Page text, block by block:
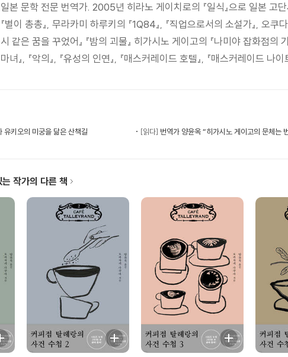
일본 문학 전문 번역가. 2005년 히라노 게이치로의 『일식』으로 일본 고
『별이 총총』, 무라카미 하루키의 『1Q84』, 『직업으로서의 소설가』, 오
시 같은 꿈을 꾸었어』 『밤의 괴물』 히가시노 게이고의 『나미야 잡화점의
마녀』, 『악의』, 『유성의 인연』, 『매스커레이드 호텔』, 『매스커레이드 나
유키오의 미궁을 닮은 산책길 [읽다] 번역가 양윤옥 “히가시노 게이고의 문체는 번역
작가의 다른 책